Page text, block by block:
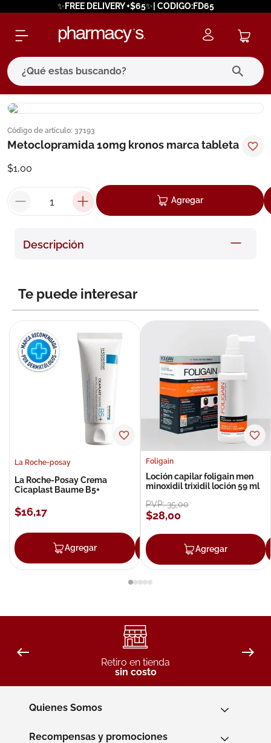
✨FREE DELIVERY +$65✨| CODIGO:FD65
¿Qué estas buscando?
Código de artículo: 37193
Metoclopramida 10mg kronos marca tableta
$1,00
Agregar
Descripción
Te puede interesar
La Roche-posay
La Roche-Posay Crema
Cicaplast Baume B5+
$16,17
Agregar Agregar
Foligain
Loción capilar foligain men
minoxidil trixidil loción 59 ml
PVP:35,00
$28,00
Agregar
Retiro en tienda
sin costo
Quienes Somos
Recompensas y promociones
términos más buscados
1. eucerin
bioderma
5. cerave
6 degraler
10.nivea